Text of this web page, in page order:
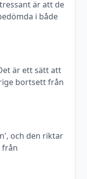
är att de
i både
är ett sätt att
bortsett från
och den riktar
från